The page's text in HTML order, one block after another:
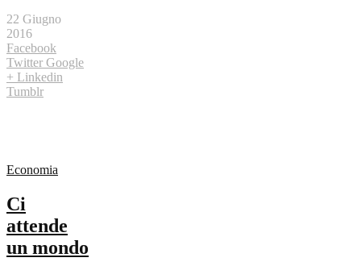
22 Giugno
2016
Facebook
Twitter Google
+ Linkedin
Tumblr
Economia
Ci
attende
un mondo